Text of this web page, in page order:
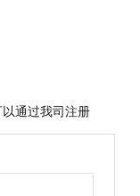
通过我司注册